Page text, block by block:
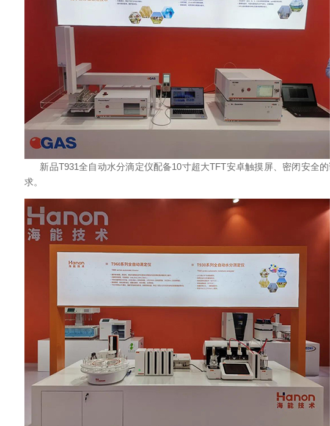
新品T931全自动水分滴定仪配备10寸超大TFT安卓触摸屏、密闭安全
求。